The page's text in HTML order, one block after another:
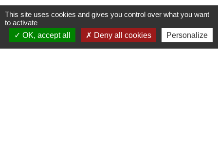
Contactez-nous !
Commune de Saint-Médard-de-Mussidan
This site uses cookies and gives you control over what you want
to activate
OK, accept all
Deny all cookies Personalize